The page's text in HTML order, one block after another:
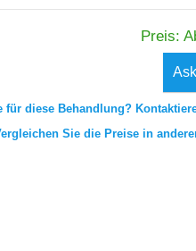
Preis:
für diese Behandlung?
Sie die Preise in